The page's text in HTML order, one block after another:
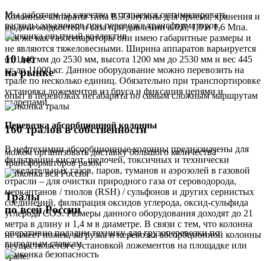
Колонные аппараты типа ВЭЭ нужны для приема, хранения и
выдачи жидкостей и газа при давлении в 0,6, 1,0 и 1,6 Мпа.
Так же как газосепараторы они имею габаритные размеры и
не являются тяжеловесными. Ширина аппаратов варьируется
от 1140 мм до 2530 мм, высота 1200 мм до 2530 мм и вес 445
кг до 11000 кг. Данное оборудование можно перевозить на
трале по несколько единиц. Обязательно при транспортировке
установка ложементов из бруса и фиксация цепями и
талрепами.
Перевозка абсорбционной колонны
В нефтехимии абсорбционные колонны предназначены для
фильтрации кислот, щелочей, токсичных и технически
нежелательных газов, паров, туманов и аэрозолей в газовой
отрасли – для очистки природного газа от сероводорода,
меркаптанов / тиолов (RSH) / сульфонов и других сернистых
соединений, фильтрация оксидов углерода, оксид-сульфида
углерода COS. Размеры данного оборудования доходят до 21
метра в длину и 1,4 м в диаметре. В связи с тем, что колонна
не имеет ножек, загрузка и перевозка абсорбционной колонны
осуществляется с установкой ложементов на площадке или
трале.
Мы работаем на качество и стараемся оптимизировать
расходы заказчиков при перевозке трансформаторов.
10 лет
на рынке
опыт в перевозках негабарита по самым сложным маршрутам
160 тралов в собственности
можем организовать доставку большого количества
трансформаторов разом
Тралы
по всей России
оперативно подадим технику для грузоперевозки по
выгодным ставкам